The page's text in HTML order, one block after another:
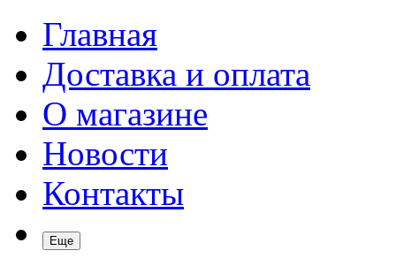
Главная
Доставка и оплата
О магазине
Новости
Контакты
Еще